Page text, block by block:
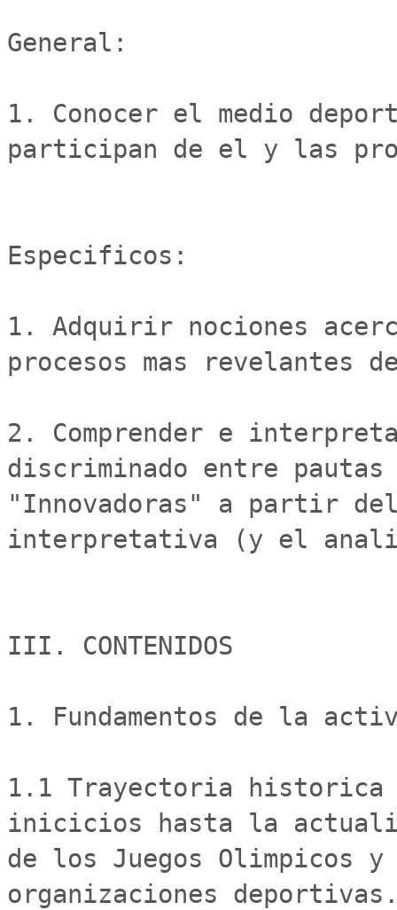
General:
1. Conocer el medio
participan de el y las
Especificos:
1. Adquirir nociones
procesos mas revelantes
2. Comprender e
discriminado entre
"Innovadoras" a partir
interpretativa (y el
III. CONTENIDOS
1. Fundamentos de la
1.1 Trayectoria historica
inicicios hasta la
de los Juegos Olimpicos
organizaciones